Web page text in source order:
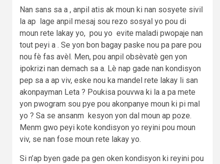
Nan sans sa a , anpil atis ak moun ki nan sosyete sivil
la ap lage anpil mesaj sou rezo sosyal yo pou di
moun rete lakay yo, pou yo evite maladi pwopaje nan
tout peyi a . Se yon bon bagay paske nou pa pare pou
nou fè fas avèl. Men, pou anpil obsèvatè gen yon
ipokrizi nan demach sa a. Lè nap gade nan kondisyon
pep sa a ap viv, eske nou ka mandel rete lakay li san
akonpayman Leta ? Poukisa pouvwa ki la a pa mete
yon pwogram sou pye pou akonpanye moun ki pi mal
yo ? Sa se ansanm kesyon yon dal moun ap poze.
Menm gwo peyi kote kondisyon yo reyini pou moun
viv, se nan fose moun rete lakay yo.
Si n’ap byen gade pa gen oken kondisyon ki reyini pou